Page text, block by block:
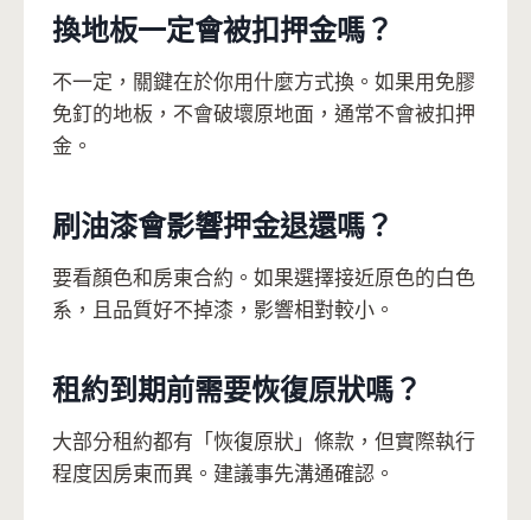
換地板一定會被扣押金嗎？
不一定，關鍵在於你用什麼方式換。如果用免膠
免釘的地板，不會破壞原地面，通常不會被扣押
金。
刷油漆會影響押金退還嗎？
要看顏色和房東合約。如果選擇接近原色的白色
系，且品質好不掉漆，影響相對較小。
租約到期前需要恢復原狀嗎？
大部分租約都有「恢復原狀」條款，但實際執行
程度因房東而異。建議事先溝通確認。